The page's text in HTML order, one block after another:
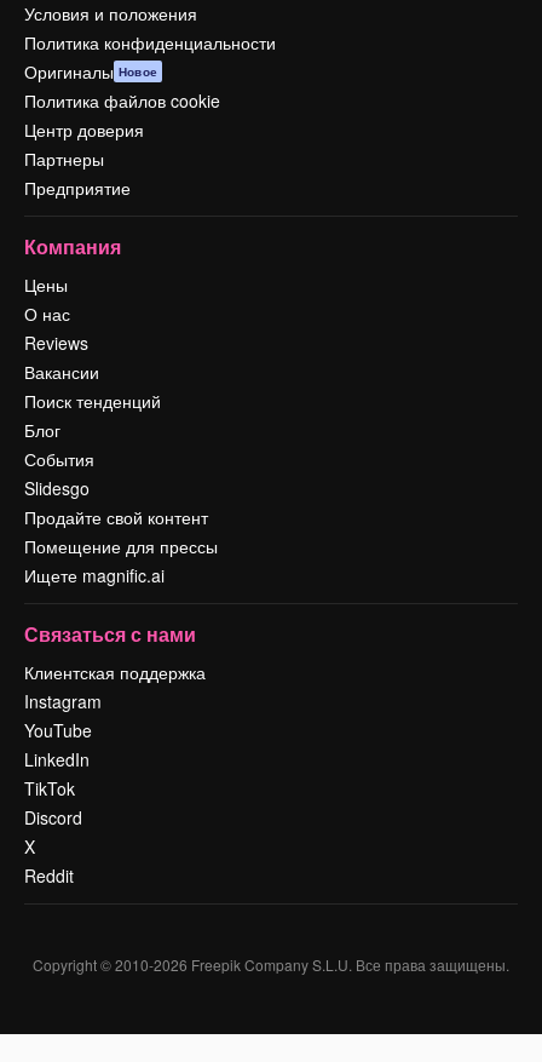
Условия и положения
Политика конфиденциальности
Оригиналы Новое
Политика файлов cookie
Центр доверия
Партнеры
Предприятие
Компания
Цены
О нас
Reviews
Вакансии
Поиск тенденций
Блог
События
Slidesgo
Продайте свой контент
Помещение для прессы
Ищете magnific.ai
Связаться с нами
Клиентская поддержка
Instagram
YouTube
LinkedIn
TikTok
Discord
X
Reddit
Copyright © 2010-2026 Freepik Company S.L.U. Все права защищены.